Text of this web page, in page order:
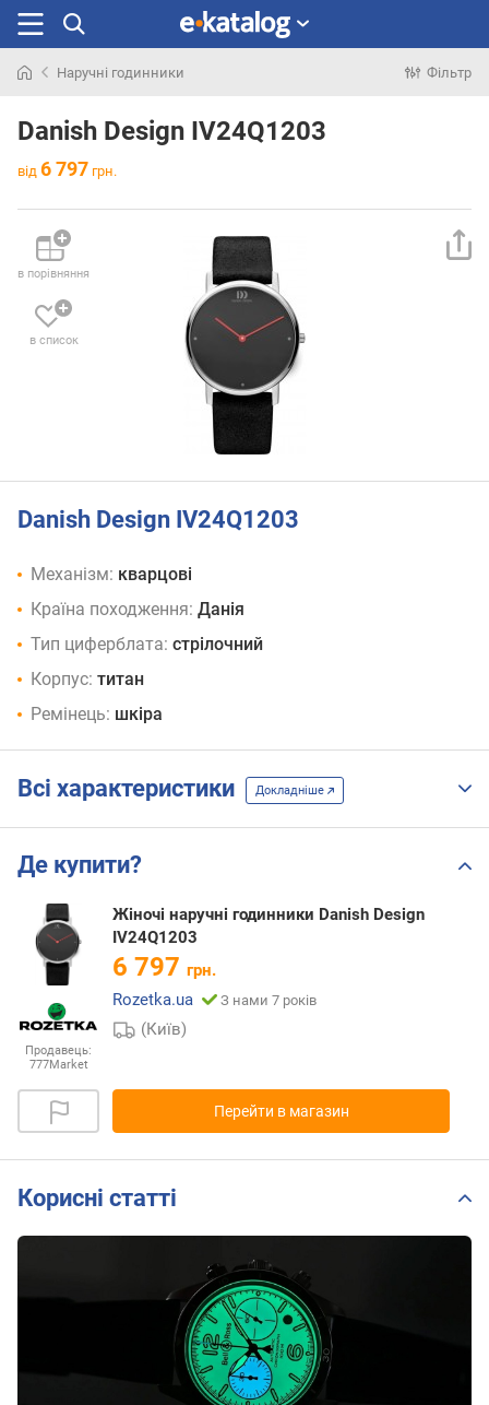
раніше
Наручні годинники Фільтр
Danish Design IV24Q1203
від 6 797 грн.
в порівняння
в список
Danish Design IV24Q1203
Механізм: кварцові
Країна походження: Данія
Тип циферблата: стрілочний
Корпус: титан
Ремінець: шкіра
Всі характеристики Докладніше
Де купити?
Продавець:
777Market
Жіночі наручні годинники Danish Design
IV24Q1203
6 797 грн.
Rozetka.ua
З нами 7 років
(Київ)
Перейти в магазин
Корисні статті